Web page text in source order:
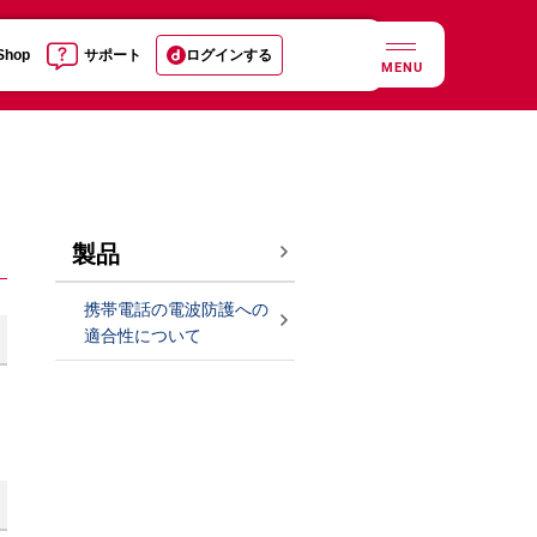
サポート ログインする
MENU
製品
携帯電話の電波防護への
適合性について